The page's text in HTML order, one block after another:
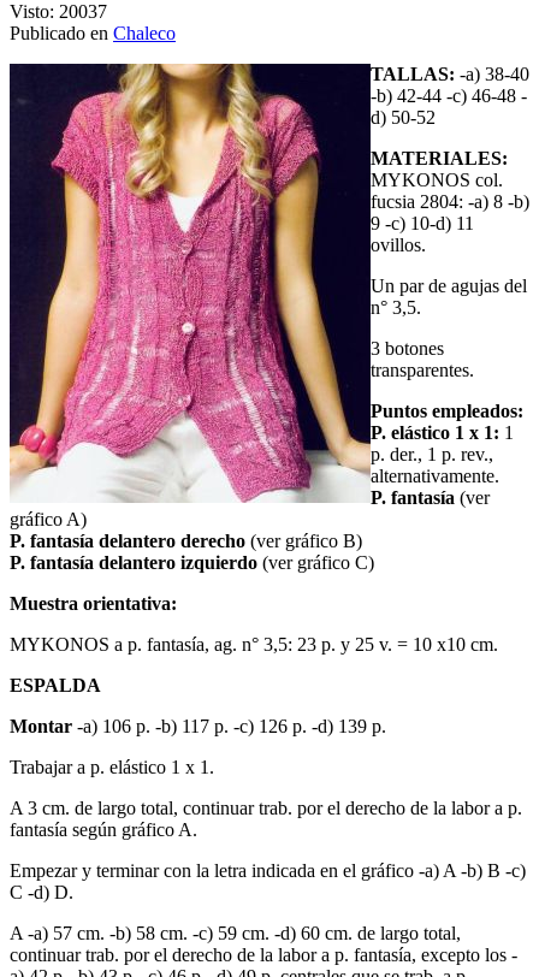
Visto: 20037
Publicado en Chaleco
TALLAS: -a) 38-40
-b) 42-44 -c) 46-48 -
d) 50-52
MATERIALES:
MYKONOS col.
fucsia 2804: -a) 8 -b)
9 -c) 10-d) 11
ovillos.
Un par de agujas del
n° 3,5.
3 botones
transparentes.
Puntos empleados:
P. elástico 1 x 1: 1
p. der., 1 p. rev.,
alternativamente.
P. fantasía (ver
gráfico A)
P. fantasía delantero derecho (ver gráfico B)
P. fantasía delantero izquierdo (ver gráfico C)
Muestra orientativa:
MYKONOS a p. fantasía, ag. n° 3,5: 23 p. y 25 v. = 10 x10 cm.
ESPALDA
Montar -a) 106 p. -b) 117 p. -c) 126 p. -d) 139 p.
Trabajar a p. elástico 1 x 1.
A 3 cm. de largo total, continuar trab. por el derecho de la labor a p.
fantasía según gráfico A.
Empezar y terminar con la letra indicada en el gráfico -a) A -b) B -c)
C -d) D.
A -a) 57 cm. -b) 58 cm. -c) 59 cm. -d) 60 cm. de largo total,
continuar trab. por el derecho de la labor a p. fantasía, excepto los -